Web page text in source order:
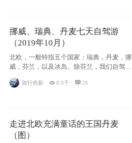
挪威、瑞典、丹麦七天自驾游
（2019年10月）
北欧，一般特指五个国家：瑞典，丹麦，挪
威，芬兰，以及冰岛。除芬兰，我们自驾游
旅行色影 8.9千 26
走进北欧充满童话的王国丹麦
（图）